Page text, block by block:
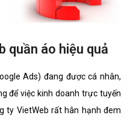
quần áo hiệu quả
Ads) đang được cá nhân,
để việc kinh doanh trực tuyến
ty VietWeb rất hân hạnh đem